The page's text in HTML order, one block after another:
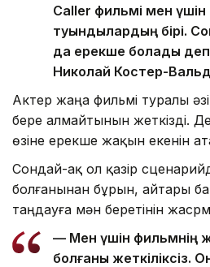
Caller фильмі мен
туындылардың бірі.
да ерекше болады
Николай Костер-
Актер жаңа фильмі туралы
бере алмайтынын жеткізді.
өзіне ерекше жақын екенін
Сондай-ақ ол қазір
болғанынан бұрын, айтары
таңдауға мән беретінін
— Мен үшін фильмнің
болғаны жеткіліксіз.